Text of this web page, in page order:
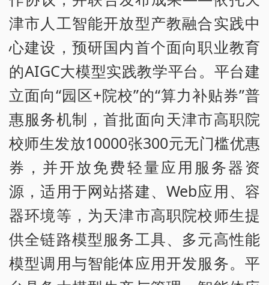
津市人工智能开放型产教融合实践中
心建设，预研国内首个面向职业教育
的AIGC大模型实践教学平台。平台建
立面向“园区+院校”的“算力补贴券”普
惠服务机制，首批面向天津市高职院
校师生发放10000张300元无门槛优惠
券，并开放免费轻量应用服务器资
源，适用于网站搭建、Web应用、容
器环境等，为天津市高职院校师生提
供全链路模型服务工具、多元高性能
模型调用与智能体应用开发服务。平